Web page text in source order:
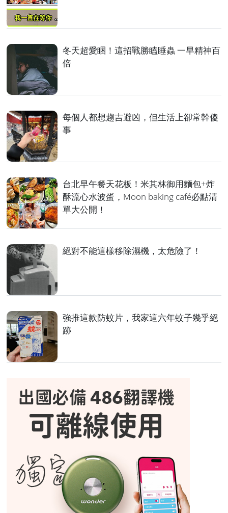
冬天超愛睏！這招戰勝瞌睡蟲 一早精神百
倍
每個人都想趨吉避凶，但生活上卻常幹傻
事
台北早午餐天花板！米其林御用麵包+炸
酥流心水波蛋，Moon baking café必點清
單大公開！
絕對不能這樣移除濕機，太危險了！
強推這款防蚊片，我家這六年蚊子幾乎絕
跡